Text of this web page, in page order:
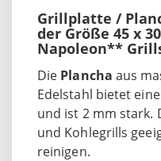
Grillplatte /
der Größe 45 x
Napoleon**
Die Plancha aus
Edelstahl bietet
und ist 2 mm stark.
und Kohlegrills
reinigen.